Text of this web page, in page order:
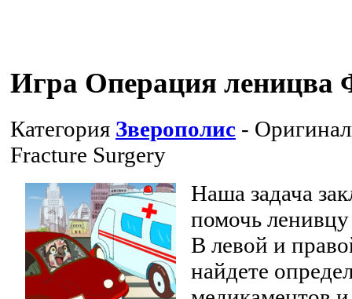
Игра Операция леницва
Категория Зверополис -
Fracture Surgery
Наша задача
помочь
В левой и
найдете